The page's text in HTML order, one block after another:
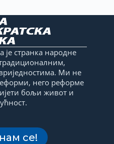
је странка народне
Ми не
него реформе
бољи живот и
се!